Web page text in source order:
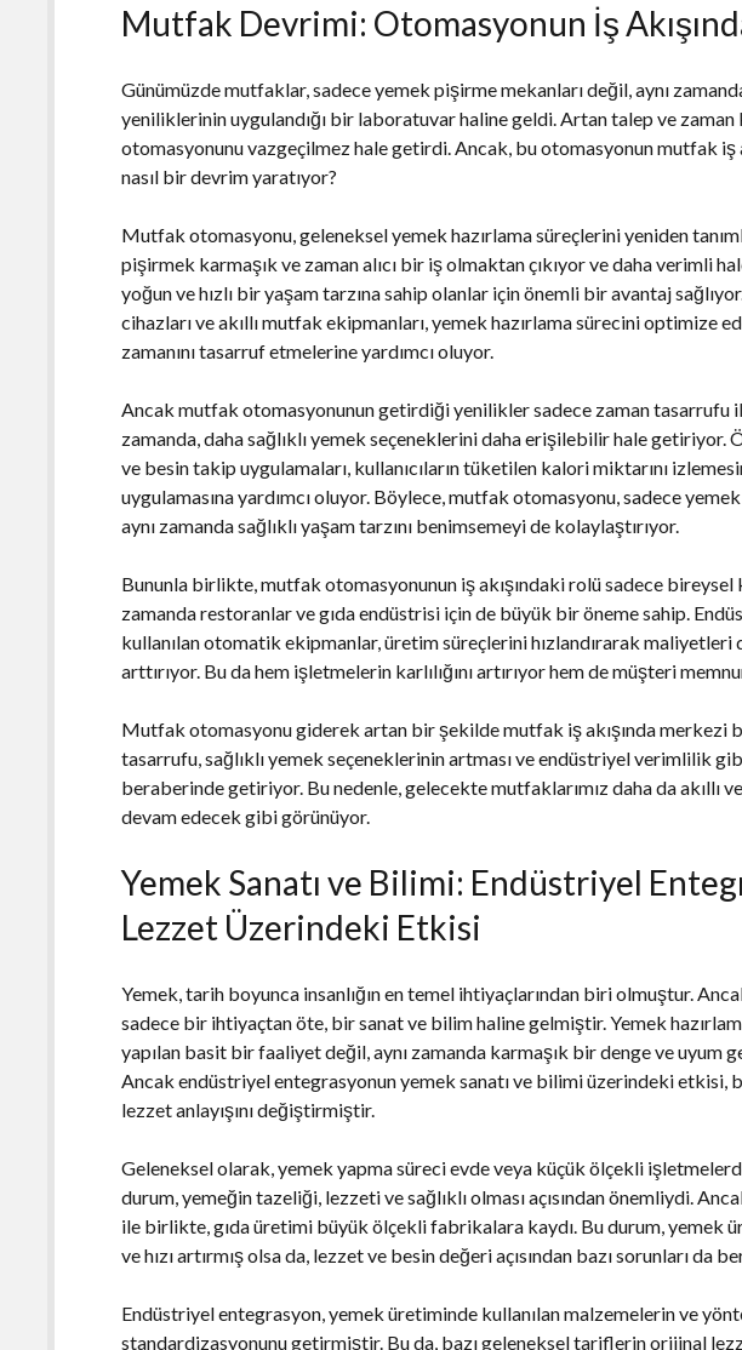
Mutfak Devrimi: Otomasyonun İş
Günümüzde mutfaklar, sadece yemek pişirme mekanları değil, aynı
yeniliklerinin uygulandığı bir laboratuvar haline geldi. Artan talep ve zaman
otomasyonunu vazgeçilmez hale getirdi. Ancak, bu otomasyonun mutfak iş
nasıl bir devrim yaratıyor?
Mutfak otomasyonu, geleneksel yemek hazırlama süreçlerini yeniden
pişirmek karmaşık ve zaman alıcı bir iş olmaktan çıkıyor ve daha verimli
yoğun ve hızlı bir yaşam tarzına sahip olanlar için önemli bir avantaj
cihazları ve akıllı mutfak ekipmanları, yemek hazırlama sürecini optimize
zamanını tasarruf etmelerine yardımcı oluyor.
Ancak mutfak otomasyonunun getirdiği yenilikler sadece zaman tasarrufu ile
zamanda, daha sağlıklı yemek seçeneklerini daha erişilebilir hale getiriyor.
ve besin takip uygulamaları, kullanıcıların tüketilen kalori miktarını
uygulamasına yardımcı oluyor. Böylece, mutfak otomasyonu, sadece
aynı zamanda sağlıklı yaşam tarzını benimsemeyi de kolaylaştırıyor.
Bununla birlikte, mutfak otomasyonunun iş akışındaki rolü sadece bireysel
zamanda restoranlar ve gıda endüstrisi için de büyük bir öneme sahip.
kullanılan otomatik ekipmanlar, üretim süreçlerini hızlandırarak
arttırıyor. Bu da hem işletmelerin karlılığını artırıyor hem de müşteri
Mutfak otomasyonu giderek artan bir şekilde mutfak iş akışında merkezi
tasarrufu, sağlıklı yemek seçeneklerinin artması ve endüstriyel verimlilik
beraberinde getiriyor. Bu nedenle, gelecekte mutfaklarımız daha da akıllı
devam edecek gibi görünüyor.
Yemek Sanatı ve Bilimi: Endüstriyel
Lezzet Üzerindeki Etkisi
Yemek, tarih boyunca insanlığın en temel ihtiyaçlarından biri olmuştur.
sadece bir ihtiyaçtan öte, bir sanat ve bilim haline gelmiştir. Yemek
yapılan basit bir faaliyet değil, aynı zamanda karmaşık bir denge ve uyum
Ancak endüstriyel entegrasyonun yemek sanatı ve bilimi üzerindeki etkisi,
lezzet anlayışını değiştirmiştir.
Geleneksel olarak, yemek yapma süreci evde veya küçük ölçekli
durum, yemeğin tazeliği, lezzeti ve sağlıklı olması açısından önemliydi.
ile birlikte, gıda üretimi büyük ölçekli fabrikalara kaydı. Bu durum, yemek
ve hızı artırmış olsa da, lezzet ve besin değeri açısından bazı sorunları da
Endüstriyel entegrasyon, yemek üretiminde kullanılan malzemelerin ve
standardizasyonunu getirmiştir. Bu da, bazı geleneksel tariflerin orijinal